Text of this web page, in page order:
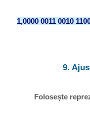
1,0000 0011 0010
9.
Folosește